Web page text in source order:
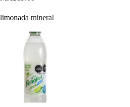
limonada mineral